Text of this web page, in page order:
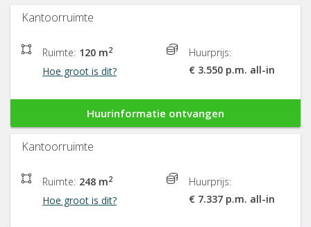
Kantoorruimte
Ruimte: 120 m2
Hoe groot is dit?
Huurprijs:
€ 3.550 p.m. all-in
Huurinformatie ontvangen
Kantoorruimte
Ruimte: 248 m2
Hoe groot is dit?
Huurprijs:
€ 7.337 p.m. all-in